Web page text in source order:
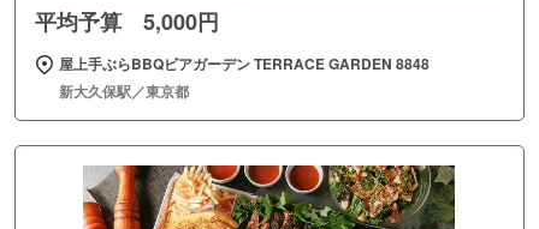
平均予算 5,000円
屋上手ぶらBBQビアガーデン TERRACE GARDEN 8848
新大久保駅／東京都